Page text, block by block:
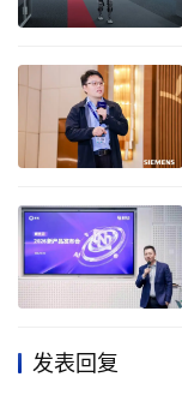
发表回复